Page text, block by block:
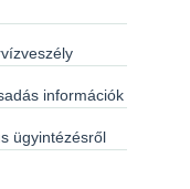
információk
ügyintézésről